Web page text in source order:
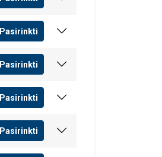
Pasirinkti
Pasirinkti
Pasirinkti
Pasirinkti